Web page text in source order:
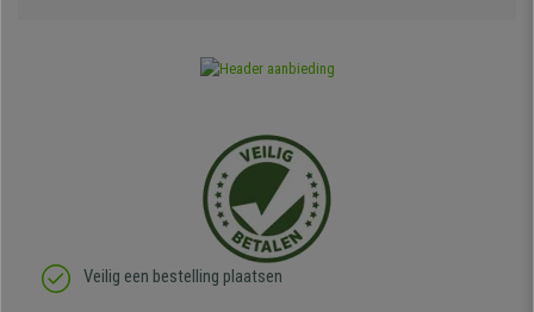
Veilig een bestelling plaatsen